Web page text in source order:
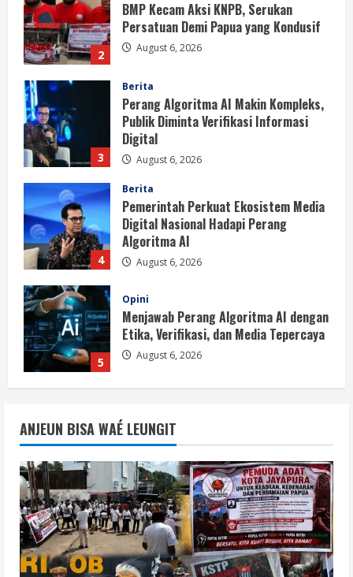
3
Publik Diminta Verifikasi Informasi
Digital
August 6, 2026
4
Berita
Pemerintah Perkuat Ekosistem Media
Digital Nasional Hadapi Perang
Algoritma AI
August 6, 2026
5
Opini
Menjawab Perang Algoritma AI dengan
Etika, Verifikasi, dan Media Tepercaya
August 6, 2026
1
BMP Ajak Masyarakat Tolak Aksi
Anarkis Demi Menjaga Keamanan dan
Pembangunan Papua
August 6, 2026
2
BMP Kecam Aksi KNPB, Serukan
Persatuan Demi Papua yang Kondusif
3
Berita
Perang Algoritma AI Makin Kompleks,
Publik Diminta Verifikasi Informasi
Digital
August 6, 2026
ANJEUN BISA WAÉ LEUNGIT